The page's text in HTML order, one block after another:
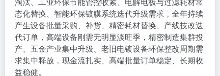
态化替换、智能环保镀膜系统迭代升级需求，全年持续
产生设备批量采购、补货、精密耗材替换、产线技改迭
代订单，高端设备刚需无明显淡旺季，精密制造集群投
产、五金产业集中升级、老旧电镀设备环保整改周期需
求集中释放，现金流扎实、高端批量订单稳定、长期收
益稳健。